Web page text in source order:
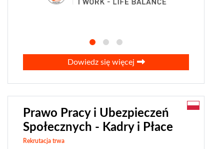
Dowiedz się więcej
Prawo Pracy i Ubezpieczeń
Społecznych - Kadry i Płace
Rekrutacja trwa